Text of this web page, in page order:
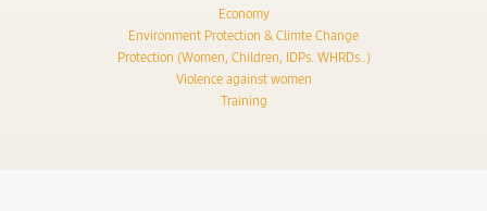
Economy
Environment Protection & Climte Change
Protection (Women, Children, IDPs. WHRDs..)
Violence against women
Training